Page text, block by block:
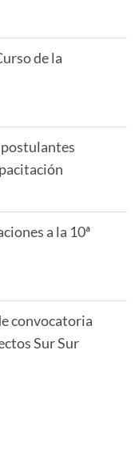
de la
a la 10ª
convocatoria
Sur Sur